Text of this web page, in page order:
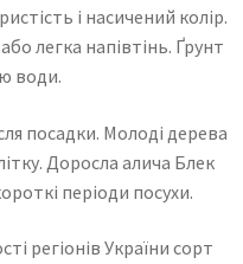
і насичений колір.
легка напівтінь. Ґрунт
води.
посадки. Молоді дерева
Доросла алича Блек
періоди посухи.
регіонів України сорт